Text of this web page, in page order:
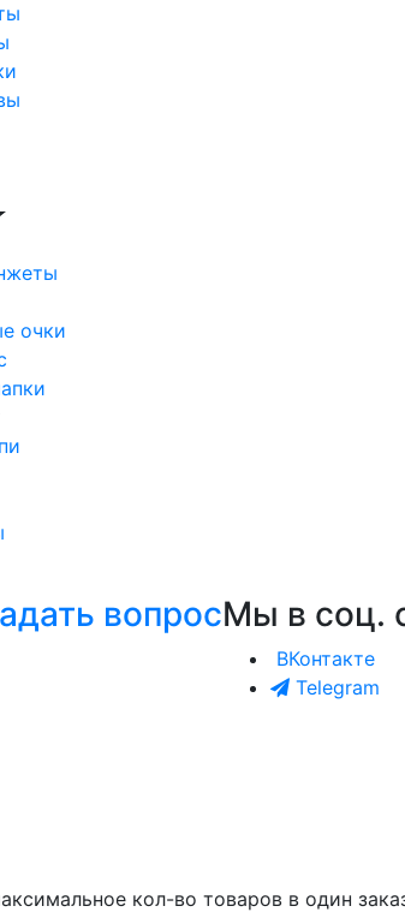
очки
вопросМы в соц.
ВКонтакте
Telegram
кол-во товаров в один